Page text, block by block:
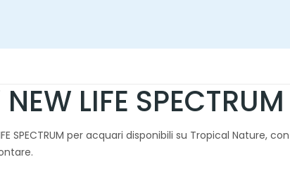
LIFE
SPECTRUM per acquari disponibili su Tropical Nature,